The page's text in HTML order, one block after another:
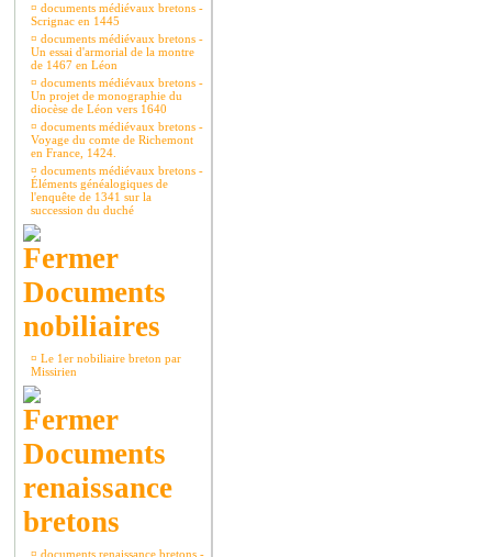
¤ documents médiévaux bretons -
Scrignac en 1445
¤ documents médiévaux bretons -
Un essai d'armorial de la montre
de 1467 en Léon
¤ documents médiévaux bretons -
Un projet de monographie du
diocèse de Léon vers 1640
¤ documents médiévaux bretons -
Voyage du comte de Richemont
en France, 1424.
¤ documents médiévaux bretons -
Éléments généalogiques de
l'enquête de 1341 sur la
succession du duché
Documents
nobiliaires
¤ Le 1er nobiliaire breton par
Missirien
Documents
renaissance
bretons
¤ documents renaissance bretons -